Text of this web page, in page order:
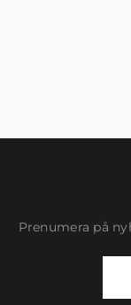
Prenumera på